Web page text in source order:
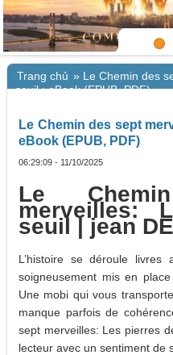
Trang chủ » Le Chemin des
seuil : eBook (EPUB, PDF)
Le Chemin des sept
eBook (EPUB, PDF)
06:29:09 - 11/10/2025
Le
merveilles:
seuil | jean
L’histoire se déroule
soigneusement mis en
Une mobi qui vous
manque parfois de
sept merveilles: Les pierres
lecteur avec un sentiment de